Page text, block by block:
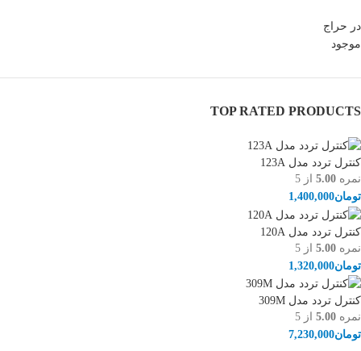
در حراج
موجود
TOP RATED PRODUCTS
کنترل تردد مدل 123A
نمره 5.00 از 5
تومان1,400,000
کنترل تردد مدل 120A
نمره 5.00 از 5
تومان1,320,000
کنترل تردد مدل 309M
نمره 5.00 از 5
تومان7,230,000